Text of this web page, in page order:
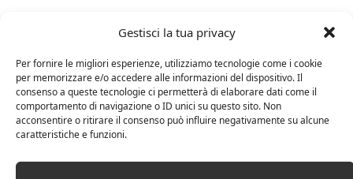
Gestisci la tua privacy
Per fornire le migliori esperienze, utilizziamo tecnologie come i cookie
per memorizzare e/o accedere alle informazioni del dispositivo. Il
consenso a queste tecnologie ci permetterà di elaborare dati come il
comportamento di navigazione o ID unici su questo sito. Non
acconsentire o ritirare il consenso può influire negativamente su alcune
caratteristiche e funzioni.